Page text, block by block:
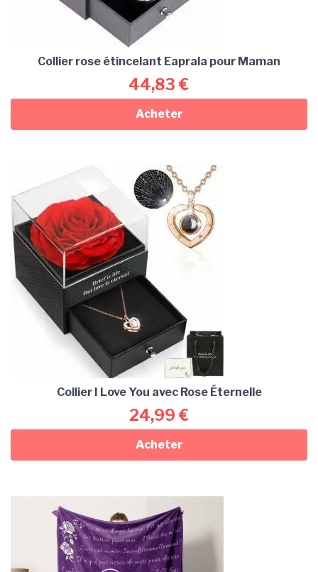
Collier rose étincelant Eaprala pour Maman
44,83 €
Acheter
Collier I Love You avec Rose Éternelle
24,99 €
Acheter